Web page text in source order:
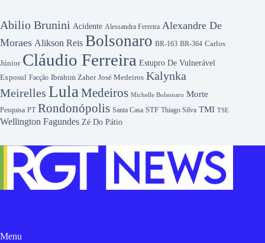
Abilio Brunini Acidente Alessandra Ferreira Alexandre De
Moraes Alikson Reis Bolsonaro BR-163 BR-364 Carlos
Júnior Cláudio Ferreira Estupro De Vulnerável
Exposul Facção Ibrahim Zaher José Medeiros Kalynka
Meirelles LulaMedeiros Michelle Bolsonaro Morte
Pesquisa PT Rondonópolis Santa Casa STF Thiago Silva TMI TSE
Wellington Fagundes Zé Do Pátio
Menu